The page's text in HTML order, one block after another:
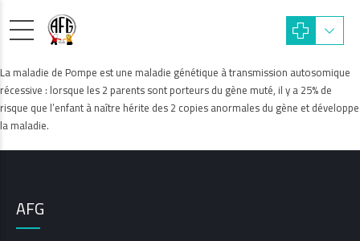
La maladie de Pompe est une maladie génétique à transmission autosomique
récessive : lorsque les 2 parents sont porteurs du gène muté, il y a 25% de
risque que l’enfant à naître hérite des 2 copies anormales du gène et développe
la maladie.
AFG